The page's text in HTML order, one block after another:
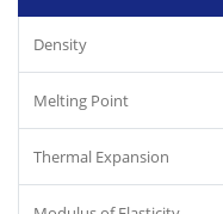
Density
Melting Point
Thermal Expansion